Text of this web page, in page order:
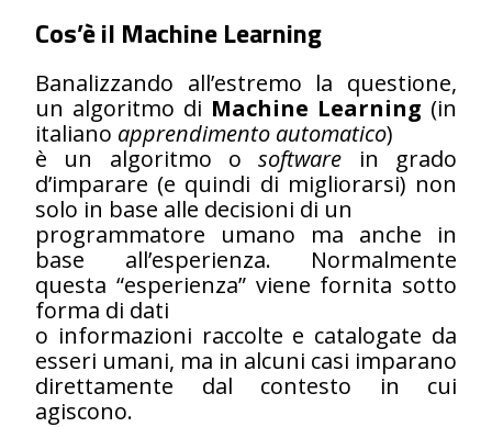
Cos’è il Machine Learning
Banalizzando all’estremo la questione,
un algoritmo di Machine Learning (in
italiano apprendimento automatico)
è un algoritmo osoftware in grado
d’imparare (e quindi di migliorarsi) non
solo in base alle decisioni di un
programmatore umano ma anche in
base all’esperienza. Normalmente
questa “esperienza” viene fornita sotto
forma di dati
o informazioni raccolte e catalogate da
esseri umani, ma in alcuni casi imparano
direttamente dal contesto in cui
agiscono.